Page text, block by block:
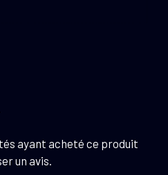
ayant acheté ce produit
un avis.